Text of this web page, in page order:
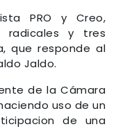
PRO y Creo,
radicales y tres
que responde al
Jaldo.
de la Cámara
uso de un
de una